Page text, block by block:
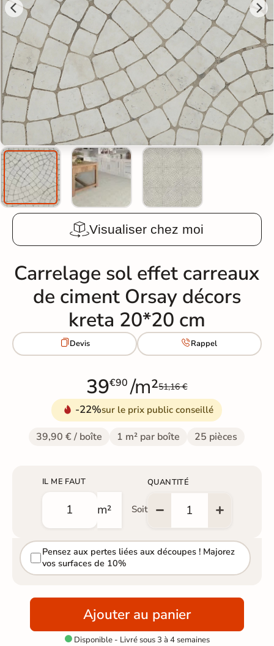
Visualiser chez moi
Carrelage sol effet carreaux
de ciment Orsay décors
kreta 20*20 cm
Devis Rappel
39€90 /m²51,16 €
-22%sur le prix public conseillé
39,90 € / boîte 1 m² par boîte 25 pièces
IL ME FAUT
m² Soit
QUANTITÉ
Pensez aux pertes liées aux découpes ! Majorez
vos surfaces de 10%
Ajouter au panier
Disponible - Livré sous 3 à 4 semaines